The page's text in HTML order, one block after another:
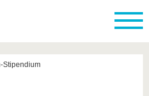
Stipendium